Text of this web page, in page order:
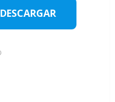
DESCARGAR